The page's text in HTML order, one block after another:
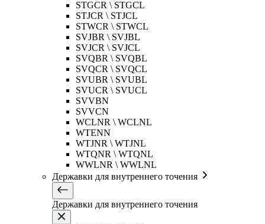
STGCR \ STGCL
STJCR \ STJCL
STWCR \ STWCL
SVJBR \ SVJBL
SVJCR \ SVJCL
SVQBR \ SVQBL
SVQCR \ SVQCL
SVUBR \ SVUBL
SVUCR \ SVUCL
SVVBN
SVVCN
WCLNR \ WCLNL
WTENN
WTJNR \ WTJNL
WTQNR \ WTQNL
WWLNR \ WWLNL
Державки для внутреннего точения
Державки для внутреннего точения